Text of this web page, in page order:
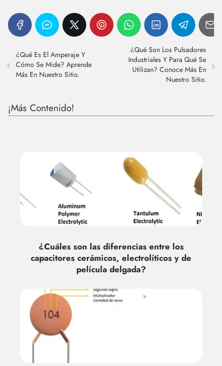
¿Qué Es El Amperaje Y
Cómo Se Mide? Aprende
Más En Nuestro Sitio.
¿Qué Son Los Pulsadores
Industriales Y Para Qué Se
Utilizan? Conoce Más En
Nuestro Sitio.
¡Más Contenido!
¿Cuáles son las diferencias entre los
capacitores cerámicos, electrolíticos y de
película delgada?